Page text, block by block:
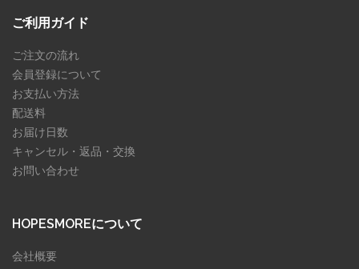
ご利用ガイド
ご注文の流れ
会員登録について
お支払い方法
配送料
お届け日数
キャンセル・返品・交換
お問い合わせ
HOPESMOREについて
会社概要